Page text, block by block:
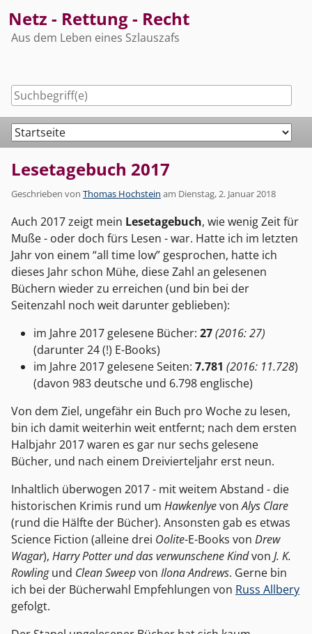
to
content
Netz - Rettung - Recht
Aus dem Leben eines Szlauszafs
Navigation
Lesetagebuch 2017
Geschrieben von Thomas Hochstein am Dienstag, 2. Januar 2018
Auch 2017 zeigt mein Lesetagebuch, wie wenig Zeit für
Muße - oder doch fürs Lesen - war. Hatte ich im letzten
Jahr von einem “all time low” gesprochen, hatte ich
dieses Jahr schon Mühe, diese Zahl an gelesenen
Büchern wieder zu erreichen (und bin bei der
Seitenzahl noch weit darunter geblieben):
im Jahre 2017 gelesene Bücher: 27(2016: 27)
(darunter 24 (!) E-Books)
im Jahre 2017 gelesene Seiten: 7.781 (2016: 11.728)
(davon 983 deutsche und 6.798 englische)
Von dem Ziel, ungefähr ein Buch pro Woche zu lesen,
bin ich damit weiterhin weit entfernt; nach dem ersten
Halbjahr 2017 waren es gar nur sechs gelesene
Bücher, und nach einem Dreivierteljahr erst neun.
Inhaltlich überwogen 2017 - mit weitem Abstand - die
historischen Krimis rund um HawkenlyevonAlys Clare
(rund die Hälfte der Bücher). Ansonsten gab es etwas
Science Fiction (alleine drei Oolite-E-Books von Drew
Wagar), Harry Potter und das verwunschene Kindvon J. K.
Rowlingund Clean Sweepvon Ilona Andrews. Gerne bin
ich bei der Bücherwahl Empfehlungen von Russ Allbery
gefolgt.